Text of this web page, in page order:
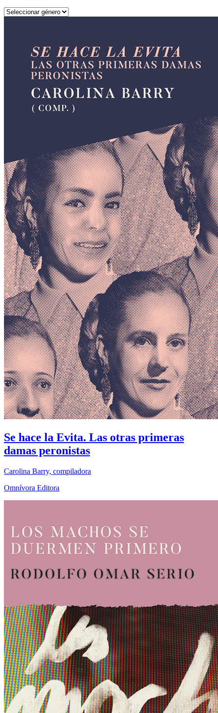
Se hace la Evita. Las otras primeras
damas peronistas
Carolina Barry, compiladora
Omnívora Editora